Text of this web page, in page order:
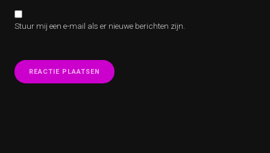
Stuur mij een e-mail als er nieuwe berichten zijn.